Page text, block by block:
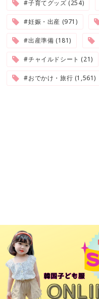
#子育てグッズ (254)
#妊娠・出産 (971)
#出産準備 (181)
#チャイルドシート (21)
#おでかけ・旅行 (1,561)